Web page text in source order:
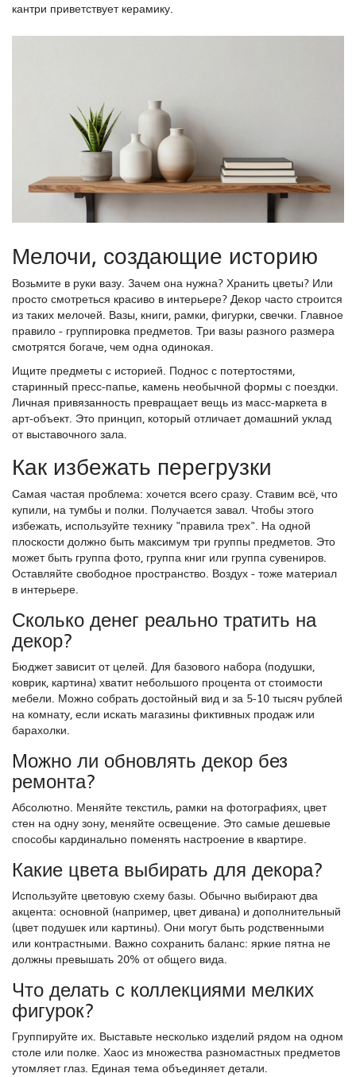
кантри приветствует керамику.
Мелочи, создающие историю
Возьмите в руки вазу. Зачем она нужна? Хранить цветы? Или
просто смотреться красиво в интерьере? Декор часто строится
из таких мелочей. Вазы, книги, рамки, фигурки, свечки. Главное
правило - группировка предметов. Три вазы разного размера
смотрятся богаче, чем одна одинокая.
Ищите предметы с историей. Поднос с потертостями,
старинный пресс-папье, камень необычной формы с поездки.
Личная привязанность превращает вещь из масс-маркета в
арт-объект. Это принцип, который отличает домашний уклад
от выставочного зала.
Как избежать перегрузки
Самая частая проблема: хочется всего сразу. Ставим всё, что
купили, на тумбы и полки. Получается завал. Чтобы этого
избежать, используйте технику "правила трех". На одной
плоскости должно быть максимум три группы предметов. Это
может быть группа фото, группа книг или группа сувениров.
Оставляйте свободное пространство. Воздух - тоже материал
в интерьере.
Сколько денег реально тратить на
декор?
Бюджет зависит от целей. Для базового набора (подушки,
коврик, картина) хватит небольшого процента от стоимости
мебели. Можно собрать достойный вид и за 5-10 тысяч рублей
на комнату, если искать магазины фиктивных продаж или
барахолки.
Можно ли обновлять декор без
ремонта?
Абсолютно. Меняйте текстиль, рамки на фотографиях, цвет
стен на одну зону, меняйте освещение. Это самые дешевые
способы кардинально поменять настроение в квартире.
Какие цвета выбирать для декора?
Используйте цветовую схему базы. Обычно выбирают два
акцента: основной (например, цвет дивана) и дополнительный
(цвет подушек или картины). Они могут быть родственными
или контрастными. Важно сохранить баланс: яркие пятна не
должны превышать 20% от общего вида.
Что делать с коллекциями мелких
фигурок?
Группируйте их. Выставьте несколько изделий рядом на одном
столе или полке. Хаос из множества разномастных предметов
утомляет глаз. Единая тема объединяет детали.